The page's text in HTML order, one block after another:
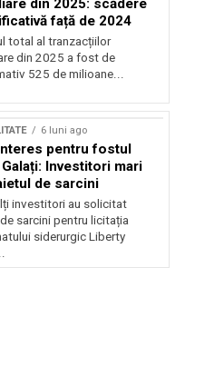
din 2025: scădere
față de 2024
total al tranzacțiilor
din 2025 a fost de
525 de milioane...
6 luni ago
pentru fostul
Investitori mari
de sarcini
investitori au solicitat
sarcini pentru licitația
siderurgic Liberty